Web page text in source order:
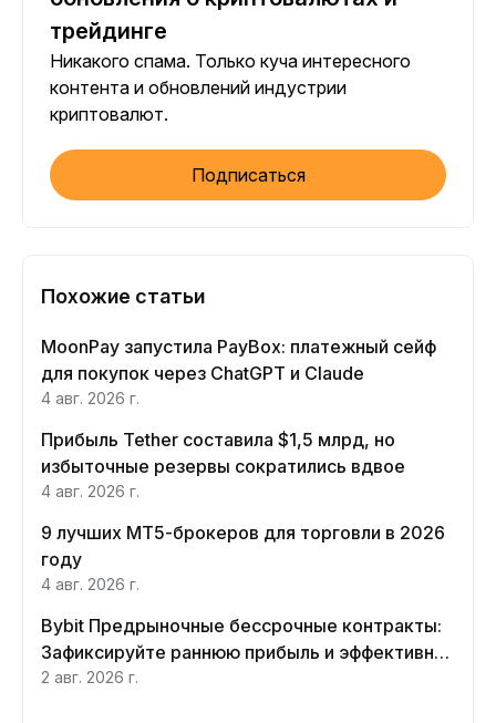
трейдинге
Никакого спама. Только куча интересного
контента и обновлений индустрии
криптовалют.
Подписаться
Похожие статьи
MoonPay запустила PayBox: платежный сейф
для покупок через ChatGPT и Claude
4 авг. 2026 г.
Прибыль Tether составила $1,5 млрд, но
избыточные резервы сократились вдвое
4 авг. 2026 г.
9 лучших MT5-брокеров для торговли в 2026
году
4 авг. 2026 г.
Bybit Предрыночные бессрочные контракты:
Зафиксируйте раннюю прибыль и эффективно
хеджируйте
2 авг. 2026 г.